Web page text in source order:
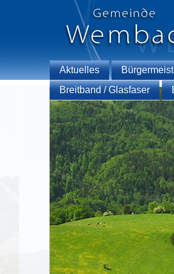
Aktuelles
Breitband / Glasfaser